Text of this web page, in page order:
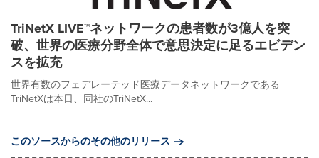
TriNetX LIVE™ネットワークの患者数が3億人を突
破、世界の医療分野全体で意思決定に足るエビデン
スを拡充
世界有数のフェデレーテッド医療データネットワークである
TriNetXは本日、同社のTriNetX...
このソースからのその他のリリース